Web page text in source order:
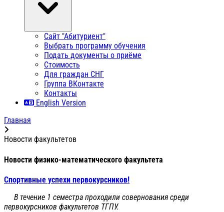
Сайт "Абитуриент"
Выбрать программу обучения
Подать документы о приёме
Стоимость
Для граждан СНГ
Группа ВКонтакте
Контакты
English Version
Главная
Новости факультетов
Новости физико-математического факультета
Спортивные успехи первокурсников!
В течение 1 семестра проходили совернования среди
первокурсников факультетов ТГПУ.